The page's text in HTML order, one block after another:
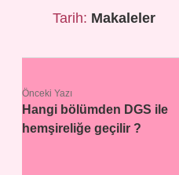
Tarih: Makaleler
Önceki Yazı
Hangi bölümden DGS ile
hemşireliğe geçilir ?